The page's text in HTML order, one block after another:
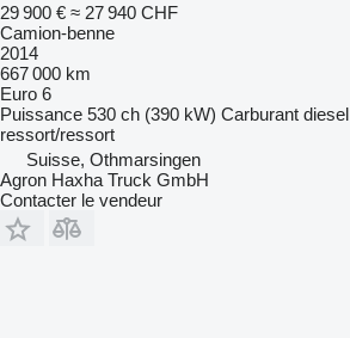
29 900 € ≈ 27 940 CHF
Camion-benne
2014
667 000 km
Euro 6
Puissance 530 ch (390 kW) Carburant diesel
ressort/ressort
Suisse, Othmarsingen
Agron Haxha Truck GmbH
Contacter le vendeur